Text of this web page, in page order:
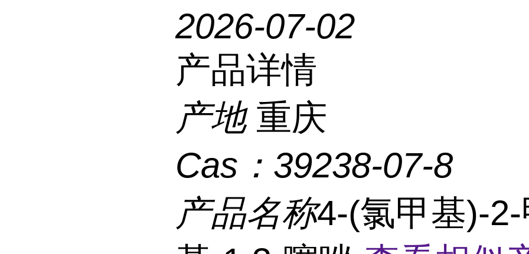
2026-07-02
产品详情
产地 重庆
Cas： 39238-07-8
产品名称4-(氯甲基)-